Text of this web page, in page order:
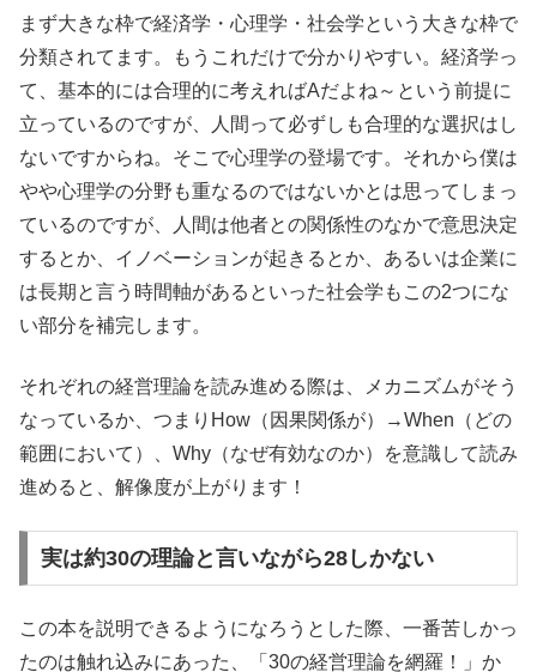
まず大きな枠で経済学・心理学・社会学という大きな枠で
分類されてます。もうこれだけで分かりやすい。経済学っ
て、基本的には合理的に考えればAだよね～という前提に
立っているのですが、人間って必ずしも合理的な選択はし
ないですからね。そこで心理学の登場です。それから僕は
やや心理学の分野も重なるのではないかとは思ってしまっ
ているのですが、人間は他者との関係性のなかで意思決定
するとか、イノベーションが起きるとか、あるいは企業に
は長期と言う時間軸があるといった社会学もこの2つにな
い部分を補完します。
それぞれの経営理論を読み進める際は、メカニズムがそう
なっているか、つまりHow（因果関係が）→When（どの
範囲において）、Why（なぜ有効なのか）を意識して読み
進めると、解像度が上がります！
実は約30の理論と言いながら28しかない
この本を説明できるようになろうとした際、一番苦しかっ
たのは触れ込みにあった、「30の経営理論を網羅！」か